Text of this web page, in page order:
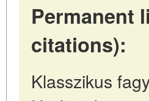
Permanent
citations):
Klasszikus